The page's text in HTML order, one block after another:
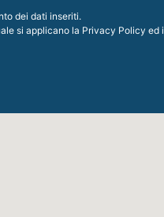
dei dati inseriti.
si applicano la Privacy Policy ed i